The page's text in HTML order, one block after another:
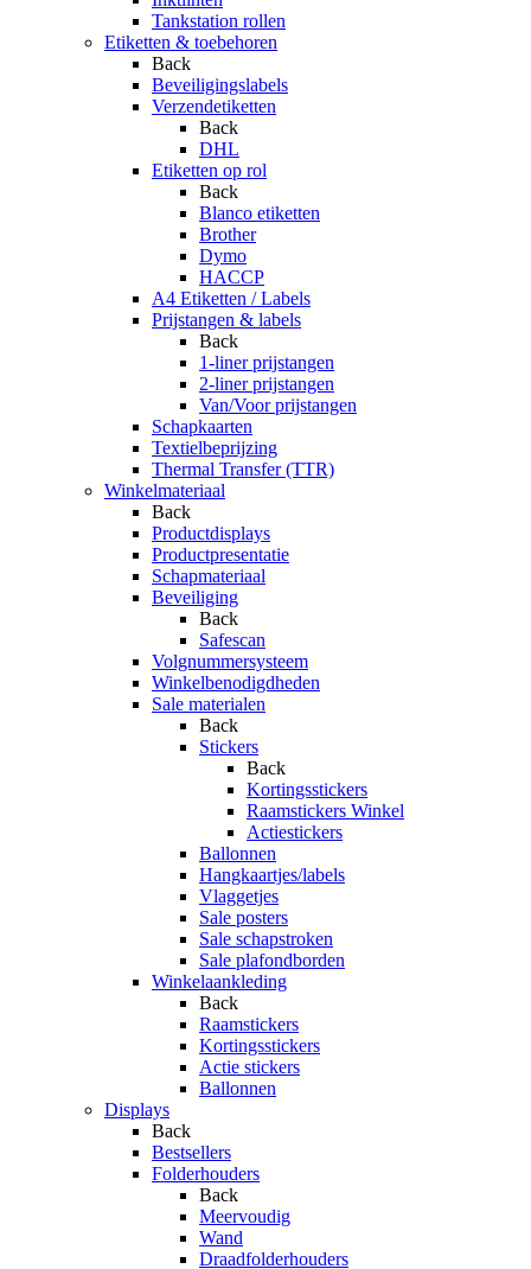
Tankstation rollen
Etiketten & toebehoren
Back
Beveiligingslabels
Verzendetiketten
Back
DHL
Etiketten op rol
Back
Blanco etiketten
Brother
Dymo
HACCP
A4 Etiketten / Labels
Prijstangen & labels
Back
1-liner prijstangen
2-liner prijstangen
Van/Voor prijstangen
Schapkaarten
Textielbeprijzing
Thermal Transfer (TTR)
Winkelmateriaal
Back
Productdisplays
Productpresentatie
Schapmateriaal
Beveiliging
Back
Safescan
Volgnummersysteem
Winkelbenodigdheden
Sale materialen
Back
Stickers
Back
Kortingsstickers
Raamstickers Winkel
Actiestickers
Ballonnen
Hangkaartjes/labels
Vlaggetjes
Sale posters
Sale schapstroken
Sale plafondborden
Winkelaankleding
Back
Raamstickers
Kortingsstickers
Actie stickers
Ballonnen
Displays
Back
Bestsellers
Folderhouders
Back
Meervoudig
Wand
Draadfolderhouders